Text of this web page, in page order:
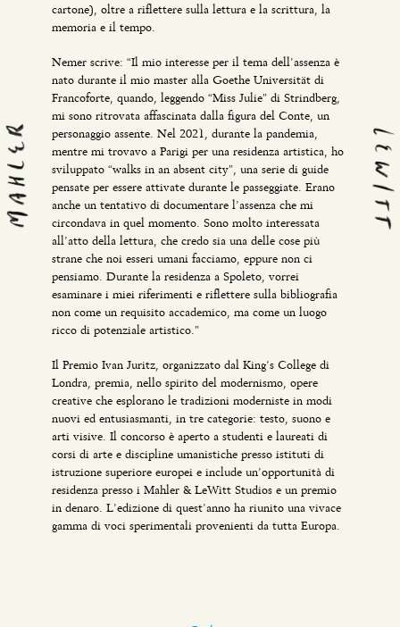
cartone), oltre a riflettere sulla lettura e la scrittura, la
memoria e il tempo.
Nemer scrive: “Il mio interesse per il tema dell’assenza è
nato durante il mio master alla Goethe Universität di
Francoforte, quando, leggendo “Miss Julie” di Strindberg,
mi sono ritrovata affascinata dalla figura del Conte, un
personaggio assente. Nel 2021, durante la pandemia,
mentre mi trovavo a Parigi per una residenza artistica, ho
sviluppato “walks in an absent city”, una serie di guide
pensate per essere attivate durante le passeggiate. Erano
anche un tentativo di documentare l’assenza che mi
circondava in quel momento. Sono molto interessata
all’atto della lettura, che credo sia una delle cose più
strane che noi esseri umani facciamo, eppure non ci
pensiamo. Durante la residenza a Spoleto, vorrei
esaminare i miei riferimenti e riflettere sulla bibliografia
non come un requisito accademico, ma come un luogo
ricco di potenziale artistico.”
Il Premio Ivan Juritz, organizzato dal King’s College di
Londra, premia, nello spirito del modernismo, opere
creative che esplorano le tradizioni moderniste in modi
nuovi ed entusiasmanti, in tre categorie: testo, suono e
arti visive. Il concorso è aperto a studenti e laureati di
corsi di arte e discipline umanistiche presso istituti di
istruzione superiore europei e include un’opportunità di
residenza presso i Mahler & LeWitt Studios e un premio
in denaro. L’edizione di quest’anno ha riunito una vivace
gamma di voci sperimentali provenienti da tutta Europa.